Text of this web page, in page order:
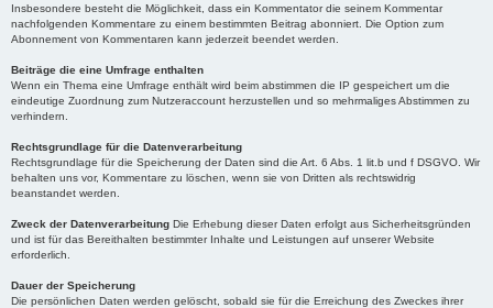
Insbesondere besteht die Möglichkeit, dass ein Kommentator die seinem Kommentar
nachfolgenden Kommentare zu einem bestimmten Beitrag abonniert. Die Option zum
Abonnement von Kommentaren kann jederzeit beendet werden.
Beiträge die eine Umfrage enthalten
Wenn ein Thema eine Umfrage enthält wird beim abstimmen die IP gespeichert um die
eindeutige Zuordnung zum Nutzeraccount herzustellen und so mehrmaliges Abstimmen zu
verhindern.
Rechtsgrundlage für die Datenverarbeitung
Rechtsgrundlage für die Speicherung der Daten sind die Art. 6 Abs. 1 lit.b und f DSGVO. Wir
behalten uns vor, Kommentare zu löschen, wenn sie von Dritten als rechtswidrig
beanstandet werden.
Zweck der Datenverarbeitung Die Erhebung dieser Daten erfolgt aus Sicherheitsgründen
und ist für das Bereithalten bestimmter Inhalte und Leistungen auf unserer Website
erforderlich.
Dauer der Speicherung
Die persönlichen Daten werden gelöscht, sobald sie für die Erreichung des Zweckes ihrer